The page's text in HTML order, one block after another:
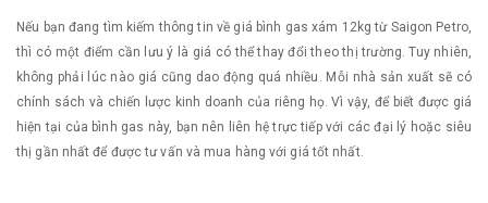
Nếu bạn đang tìm kiếm thông tin về giá bình gas xám 12kg từ Saigon Petro,
thì có một điểm cần lưu ý là giá có thể thay đổi theo thị trường. Tuy nhiên,
không phải lúc nào giá cũng dao động quá nhiều. Mỗi nhà sản xuất sẽ có
chính sách và chiến lược kinh doanh của riêng họ. Vì vậy, để biết được giá
hiện tại của bình gas này, bạn nên liên hệ trực tiếp với các đại lý hoặc siêu
thị gần nhất để được tư vấn và mua hàng với giá tốt nhất.